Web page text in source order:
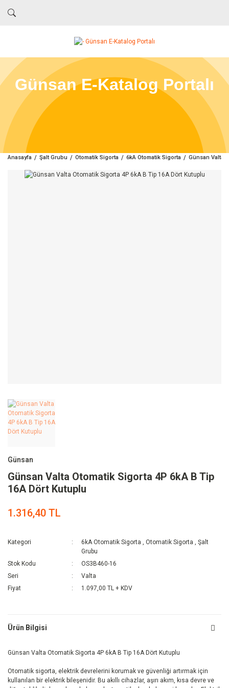
Günsan E-Katalog Portalı
Anasayfa Şalt Grubu Otomatik Sigorta 6kA Otomatik Sigorta Günsan Valta
Günsan
Günsan Valta Otomatik Sigorta 4P 6kA B Tip
16A Dört Kutuplu
1.316,40 TL
Kategori 6kA Otomatik Sigorta ,Otomatik Sigorta ,Şalt
Grubu
Stok Kodu
OS3B460-16
Seri
Valta
Fiyat
1.097,00 TL + KDV
Ürün Bilgisi
Günsan Valta Otomatik Sigorta 4P 6kA B Tip 16A Dört Kutuplu
Otomatik sigorta, elektrik devrelerini korumak ve güvenliği artırmak için
kullanılan bir elektrik bileşenidir. Bu akıllı cihazlar, aşırı akım, kısa devre ve